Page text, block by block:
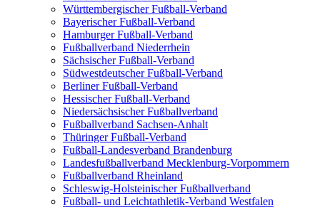
Württembergischer Fußball-Verband
Bayerischer Fußball-Verband
Hamburger Fußball-Verband
Fußballverband Niederrhein
Sächsischer Fußball-Verband
Südwestdeutscher Fußball-Verband
Berliner Fußball-Verband
Hessischer Fußball-Verband
Niedersächsischer Fußballverband
Fußballverband Sachsen-Anhalt
Thüringer Fußball-Verband
Fußball-Landesverband Brandenburg
Landesfußballverband Mecklenburg-Vorpommern
Fußballverband Rheinland
Schleswig-Holsteinischer Fußballverband
Fußball- und Leichtathletik-Verband Westfalen